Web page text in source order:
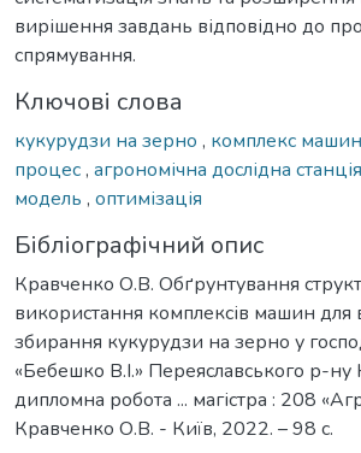
вирішення завдань відповідно до
спрямування.
Ключові слова
кукурудзи на зерно , комплекс машин
процес, агрономічна дослідна станція
модель , оптимізація
Бібліографічний опис
Кравченко О.В. Обґрунтування
використання комплексів машин
збирання кукурудзи на зерно у
«Бебешко В.І.» Переяславського р-ну
дипломна робота ... магістра : 208
Кравченко О.В. - Київ, 2022. – 98 с.